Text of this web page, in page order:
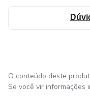
O conteúdo deste
Se você vir informações